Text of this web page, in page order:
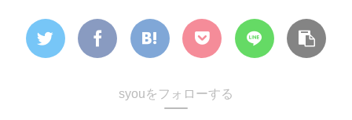
syouをフォローする